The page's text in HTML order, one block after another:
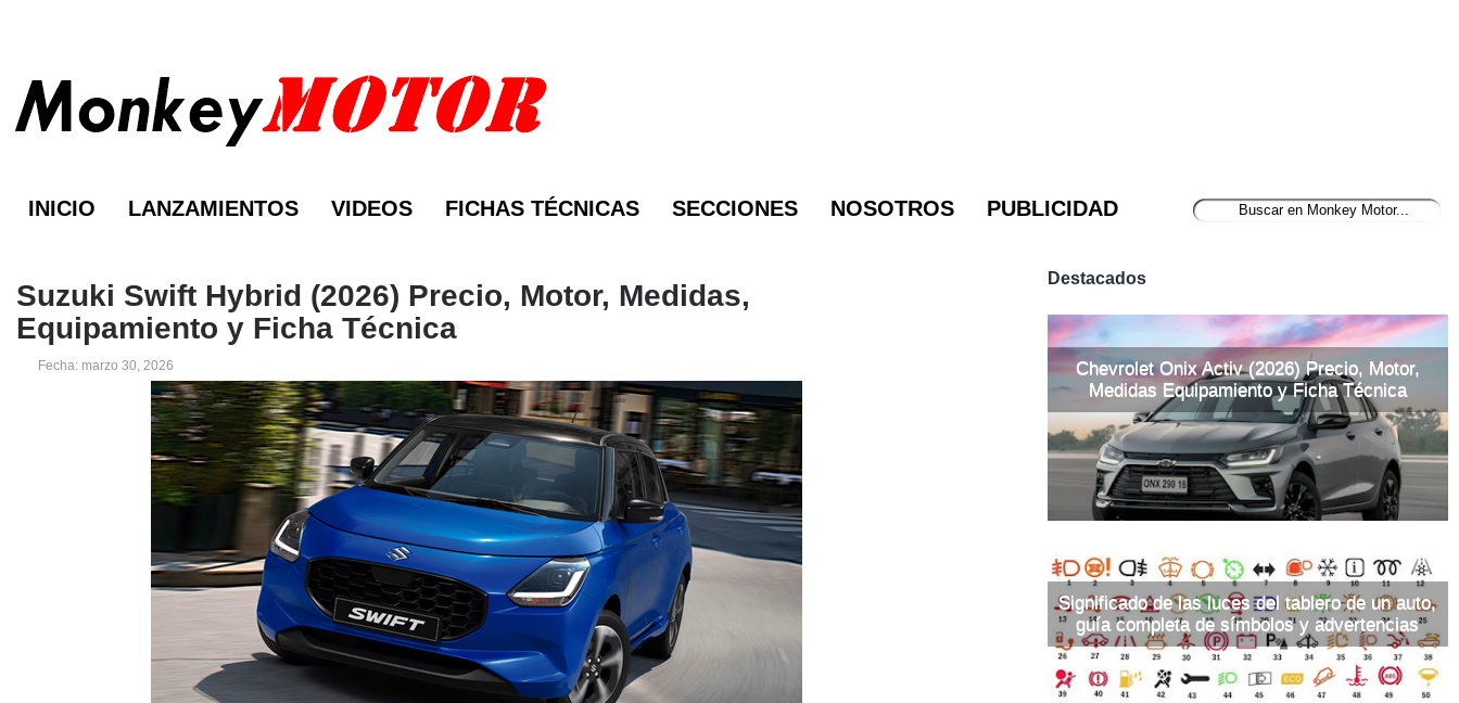
INICIO LANZAMIENTOS VIDEOS FICHAS TÉCNICAS SECCIONES NOSOTROS PUBLICIDAD
Suzuki Swift Hybrid (2026) Precio, Motor, Medidas,
Equipamiento y Ficha Técnica
Fecha: marzo 30, 2026
Destacados
Chevrolet Onix Activ (2026) Precio, Motor,
Medidas Equipamiento y Ficha Técnica
Significado de las luces del tablero de un auto,
guía completa de símbolos y advertencias